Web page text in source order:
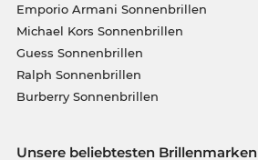
Emporio Armani Sonnenbrillen
Michael Kors Sonnenbrillen
Guess Sonnenbrillen
Ralph Sonnenbrillen
Burberry Sonnenbrillen
Unsere beliebtesten Brillenmarken